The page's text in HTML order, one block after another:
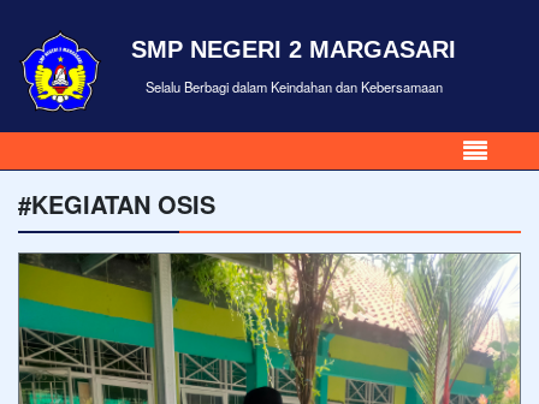
SMP NEGERI 2 MARGASARI
Selalu Berbagi dalam Keindahan dan Kebersamaan
#KEGIATAN OSIS